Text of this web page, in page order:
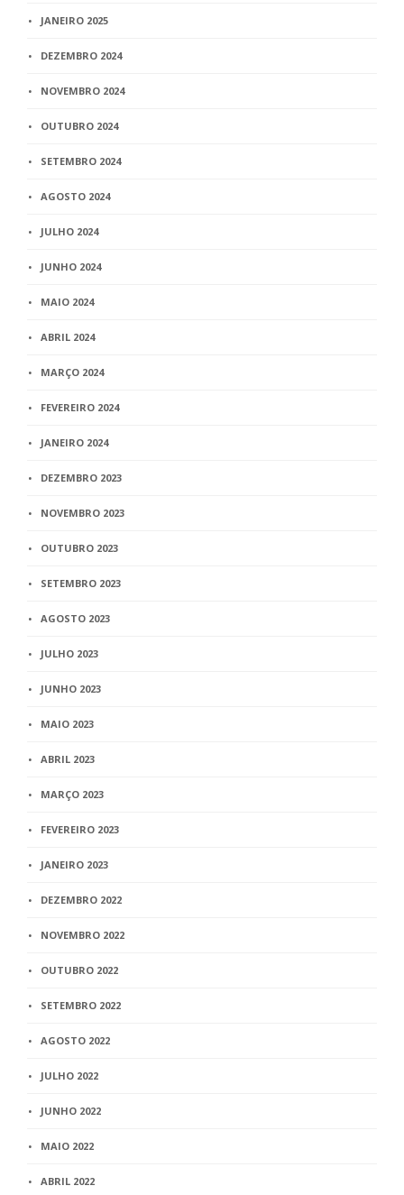
JANEIRO 2025
DEZEMBRO 2024
NOVEMBRO 2024
OUTUBRO 2024
SETEMBRO 2024
AGOSTO 2024
JULHO 2024
JUNHO 2024
MAIO 2024
ABRIL 2024
MARÇO 2024
FEVEREIRO 2024
JANEIRO 2024
DEZEMBRO 2023
NOVEMBRO 2023
OUTUBRO 2023
SETEMBRO 2023
AGOSTO 2023
JULHO 2023
JUNHO 2023
MAIO 2023
ABRIL 2023
MARÇO 2023
FEVEREIRO 2023
JANEIRO 2023
DEZEMBRO 2022
NOVEMBRO 2022
OUTUBRO 2022
SETEMBRO 2022
AGOSTO 2022
JULHO 2022
JUNHO 2022
MAIO 2022
ABRIL 2022